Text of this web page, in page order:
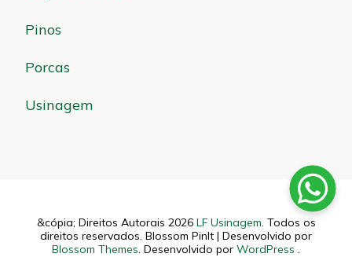
Pinos
Porcas
Usinagem
&cópia; Direitos Autorais 2026 LF Usinagem. Todos os
direitos reservados. Blossom PinIt | Desenvolvido por
Blossom Themes. Desenvolvido por WordPress .